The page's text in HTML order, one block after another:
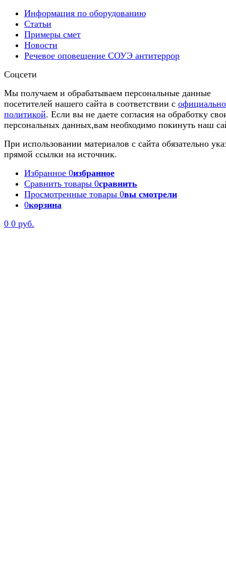
Информация по оборудованию
Статьи
Примеры смет
Новости
Речевое оповещение СОУЭ антитеррор
Соцсети
Мы получаем и обрабатываем персональные данные
посетителей нашего сайта в соответствии с
политикой. Если вы не даете согласия на обработку
персональных данных,вам необходимо покинуть наш
При использовании материалов с сайта обязательно
прямой ссылки на источник.
Избранное 0избранное
Сравнить товары 0сравнить
Просмотренные товары 0вы смотрели
0корзина
0 0 руб.